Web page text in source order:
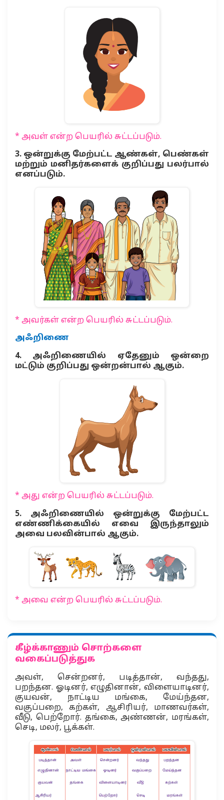
* அவள் என்ற பெயரில் சுட்டப்படும்.
3. ஒன்றுக்கு மேற்பட்ட ஆண்கள், பெண்கள்
மற்றும் மனிதர்களைக் குறிப்பது பலர்பால்
எனப்படும்.
* அவர்கள் என்ற பெயரில் சுட்டப்படும்.
அஃறிணை
4. அஃறிணையில் ஏதேனும் ஒன்றை
மட்டும் குறிப்பது ஒன்றன்பால் ஆகும்.
* அது என்ற பெயரில் சுட்டப்படும்.
5. அஃறிணையில் ஒன்றுக்கு மேற்பட்ட
எண்ணிக்கையில் எவை இருந்தாலும்
அவை பலவின்பால் ஆகும்.
* அவை என்ற பெயரில் சுட்டப்படும்.
கீழ்க்காணும் சொற்களை
வகைப்படுத்துக
அவள், சென்றனர், படித்தான், வந்தது,
பறந்தன. ஓடினர், எழுதினான், விளையாடினர்,
குயவன், நாட்டிய மங்கை, மேய்ந்தன,
வகுப்பறை, கற்கள், ஆசிரியர், மாணவர்கள்,
வீடு, பெற்றோர். தங்கை, அண்ணன், மரங்கள்,
செடி, மலர், பூக்கள்.